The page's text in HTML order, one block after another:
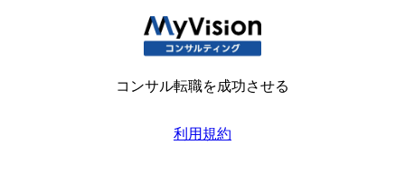
コンサル転職を成功させる
利用規約